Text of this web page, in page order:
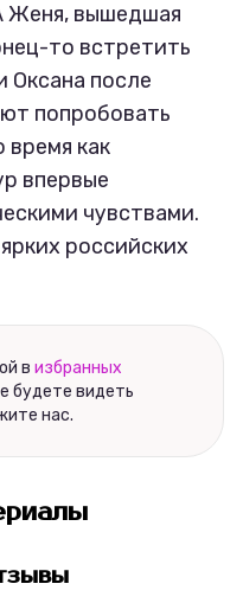
Женя, вышедшая
то встретить
Оксана после
попробовать
как
впервые
чувствами.
российских
в избранных
будете видеть
нас.